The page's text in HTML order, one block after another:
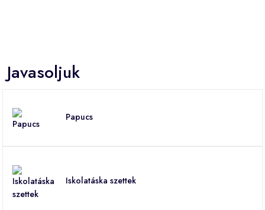
Javasoljuk
Papucs
Iskolatáska szettek